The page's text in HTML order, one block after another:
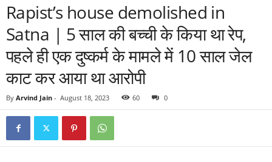
Rapist’s house demolished in
Satna | 5 साल की बच्ची के किया था रेप,
पहले ही एक दुष्कर्म के मामले में 10 साल जेल
काट कर आया था आरोपी
By Arvind Jain - August 18, 2023 60 0